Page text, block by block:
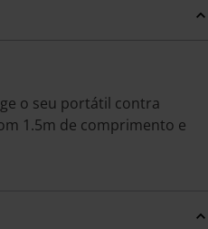
o seu portátil contra
1.5m de comprimento e